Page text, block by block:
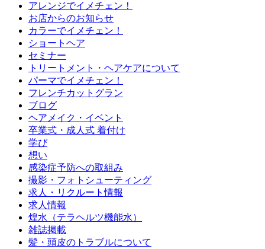
アレンジでイメチェン！
お店からのお知らせ
カラーでイメチェン！
ショートヘア
セミナー
トリートメント・ヘアケアについて
パーマでイメチェン！
フレンチカットグラン
ブログ
ヘアメイク・イベント
卒業式・成人式 着付け
学び
想い
感染症予防への取組み
撮影・フォトシューティング
求人・リクルート情報
求人情報
煌水（テラヘルツ機能水）
雑誌掲載
髪・頭皮のトラブルについて